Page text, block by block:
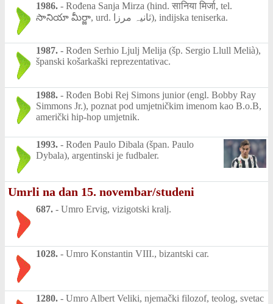
1986. - Rođena Sanja Mirza (hind. सानिया मिर्जा, tel.
సానియా మీర్జా, urd. ثانیہ مرزا), indijska teniserka.
1987. - Rođen Serhio Ljulj Melija (šp. Sergio Llull Melià),
španski košarkaški reprezentativac.
1988. - Rođen Bobi Rej Simons junior (engl. Bobby Ray
Simmons Jr.), poznat pod umjetničkim imenom kao B.o.B,
američki hip-hop umjetnik.
1993. - Rođen Paulo Dibala (špan. Paulo
Dybala), argentinski je fudbaler.
Umrli na dan 15. novembar/studeni
687. - Umro Ervig, vizigotski kralj.
1028. - Umro Konstantin VIII., bizantski car.
1280. - Umro Albert Veliki, njemački filozof, teolog, svetac